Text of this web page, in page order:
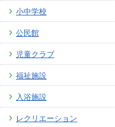
小中学校
公民館
児童クラブ
福祉施設
入浴施設
レクリエーション